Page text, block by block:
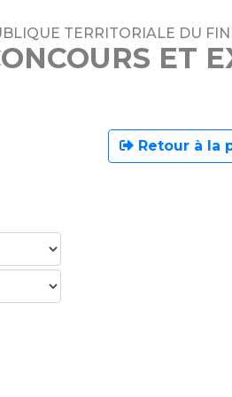
TERRITORIALE DU
ET
Retour à la